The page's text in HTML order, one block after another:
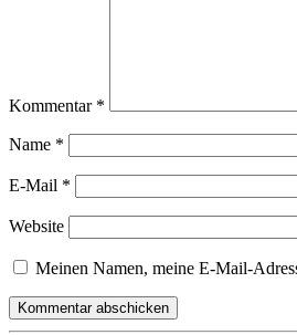
Kommentar *
Name *
E-Mail *
Website
Meinen Namen, meine E-Mail-